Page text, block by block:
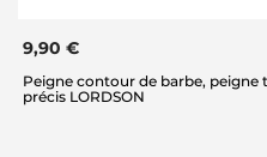
9,90 €
Peigne contour de barbe,
précis LORDSON